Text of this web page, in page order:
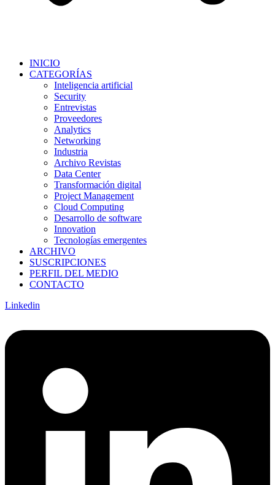
INICIO
CATEGORÍAS
Inteligencia artificial
Security
Entrevistas
Proveedores
Analytics
Networking
Industria
Archivo Revistas
Data Center
Transformación digital
Project Management
Cloud Computing
Desarrollo de software
Innovation
Tecnologías emergentes
ARCHIVO
SUSCRIPCIONES
PERFIL DEL MEDIO
CONTACTO
Linkedin